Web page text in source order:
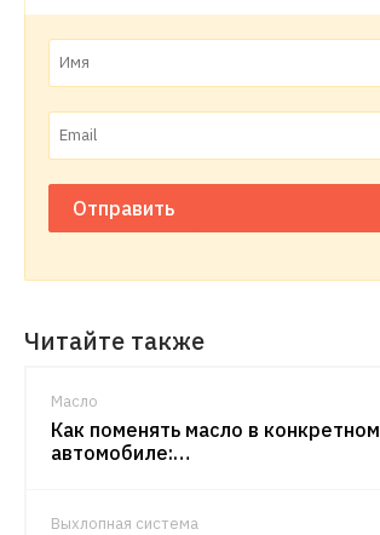
Отправить
Читайте также
Масло
Как поменять масло в конкретном
автомобиле:…
Выхлопная система